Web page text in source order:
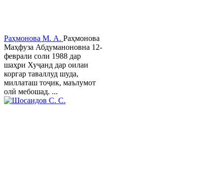
Раҳмонова М. А. Раҳмонова
Маҳфуза Абдуманоновна 12-
феврали соли 1988 дар
шаҳри Хуҷанд дар оилаи
коргар таваллуд шуда,
миллаташ тоҷик, маълумот
олӣ мебошад. ...